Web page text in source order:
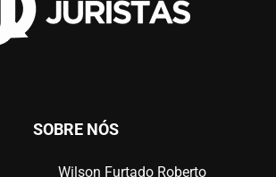
SOBRE NÓS
Wilson Furtado Roberto